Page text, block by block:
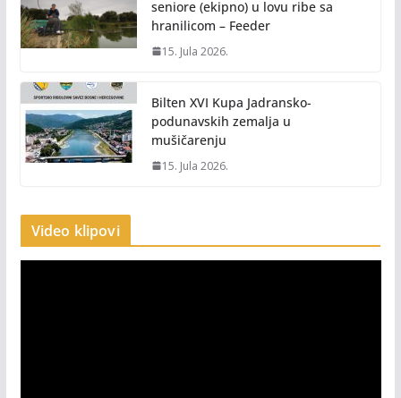
seniore (ekipno) u lovu ribe sa
hranilicom – Feeder
15. Jula 2026.
Bilten XVI Kupa Jadransko-
podunavskih zemalja u
mušičarenju
15. Jula 2026.
Video klipovi